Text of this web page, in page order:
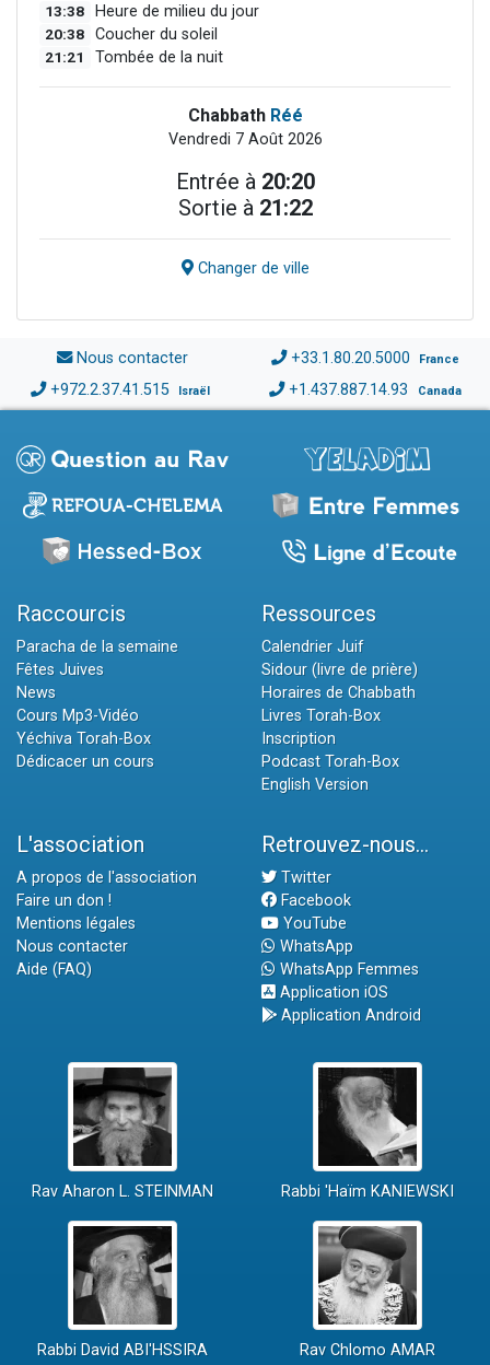
13:38 Heure de milieu du jour
20:38 Coucher du soleil
21:21 Tombée de la nuit
Chabbath Réé
Vendredi 7 Août 2026
Entrée à 20:20
Sortie à 21:22
Changer de ville
Nous contacter +33.1.80.20.5000 France
+972.2.37.41.515 Israël +1.437.887.14.93 Canada
Raccourcis
Paracha de la semaine
Fêtes Juives
News
Cours Mp3-Vidéo
Yéchiva Torah-Box
Dédicacer un cours
Ressources
Calendrier Juif
Sidour (livre de prière)
Horaires de Chabbath
Livres Torah-Box
Inscription
Podcast Torah-Box
English Version
L'association
A propos de l'association
Faire un don !
Mentions légales
Nous contacter
Aide (FAQ)
Retrouvez-nous...
Twitter
Facebook
YouTube
WhatsApp
WhatsApp Femmes
Application iOS
Application Android
Rav Aharon L. STEINMAN Rabbi 'Haïm KANIEWSKI
Rabbi David ABI'HSSIRA Rav Chlomo AMAR